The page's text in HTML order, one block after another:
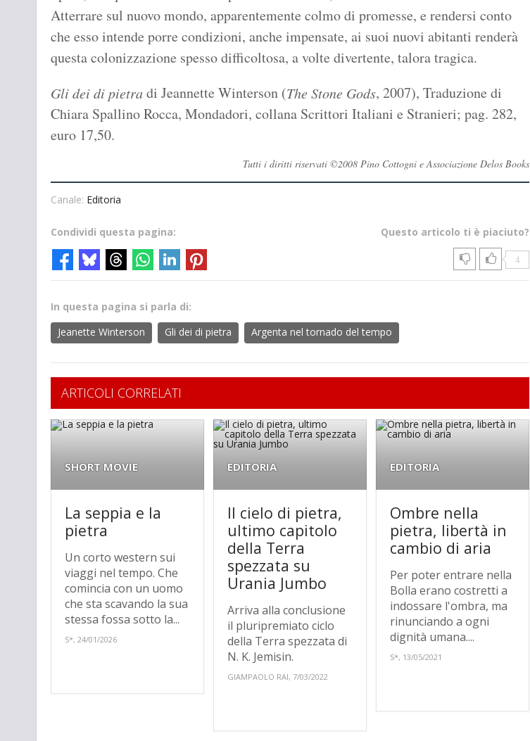
Atterrare sul nuovo mondo, apparentemente colmo di promesse, e rendersi conto
che esso intende porre condizioni, anche impensate, ai suoi nuovi abitanti renderà
questa colonizzazione spesso difficoltosa, a volte divertente, talora tragica.
Gli dei di pietradi Jeannette Winterson (The Stone Gods, 2007), Traduzione di
Chiara Spallino Rocca, Mondadori, collana Scrittori Italiani e Stranieri; pag. 282,
euro 17,50.
Tutti i diritti riservati ©2008 Pino Cottogni e Associazione Delos Books
Canale: Editoria
Questo articolo ti è piaciuto?
4
Condividi questa pagina:
In questa pagina si parla di:
Jeanette Winterson
Gli dei di pietra Argenta nel tornado del tempo
ARTICOLI CORRELATI
SHORT MOVIE
La seppia e la
pietra
Un corto western sui
viaggi nel tempo. Che
comincia con un uomo
che sta scavando la sua
stessa fossa sotto la...
S*, 24/01/2026
EDITORIA
Il cielo di pietra,
ultimo capitolo
della Terra
spezzata su
Urania Jumbo
Arriva alla conclusione
il pluripremiato ciclo
della Terra spezzata di
N. K. Jemisin.
GIAMPAOLO RAI, 7/03/2022
EDITORIA
Ombre nella
pietra, libertà in
cambio di aria
Per poter entrare nella
Bolla erano costretti a
indossare l'ombra, ma
rinunciando a ogni
dignità umana....
S*, 13/05/2021